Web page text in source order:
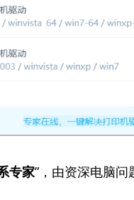
专家”，由资深电脑问